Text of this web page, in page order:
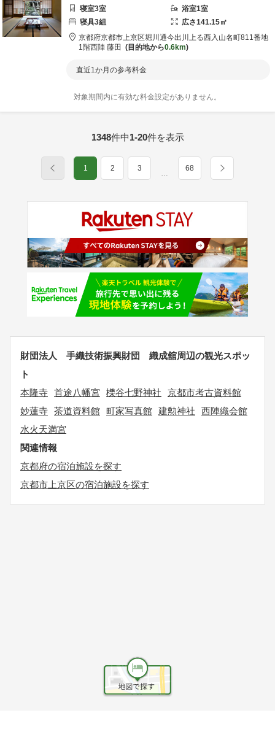
寝室3室 浴室1室
寝具3組 広さ141.15㎡
京都府京都市上京区堀川通今出川上る西入山名町811番地
1階西陣 藤田 目的地から0.6km
直近1か月の参考料金
対象期間内に有効な料金設定がありません。
1348件中1-20件を表示
1 2 3
…
68
財団法人 手織技術振興財団 織成舘周辺の観光スポッ
ト
本隆寺 首途八幡宮 櫟谷七野神社
京都市考古資料館
妙蓮寺 茶道資料館 町家写真館 建勲神社
西陣織会館
水火天満宮
関連情報
京都府の宿泊施設を探す
京都市上京区の宿泊施設を探す